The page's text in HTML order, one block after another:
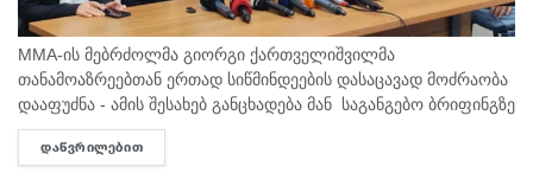
MMA-ის მებრძოლმა გიორგი ქართველიშვილმა
თანამოაზრეებთან ერთად სიწმინდეების დასაცავად მოძრაობა
დააფუძნა - ამის შესახებ განცხადება მან საგანგებო ბრიფინგზე
გააკეთა. მათი თქმით, მოძრაობას "მყისიერი რეაგირება ექნება
სიწმინდეების, წინაპრების, რელიგიისა და ისტორიის
ᲓᲐᲬᲕᲠᲘᲚᲔᲑᲘᲗ